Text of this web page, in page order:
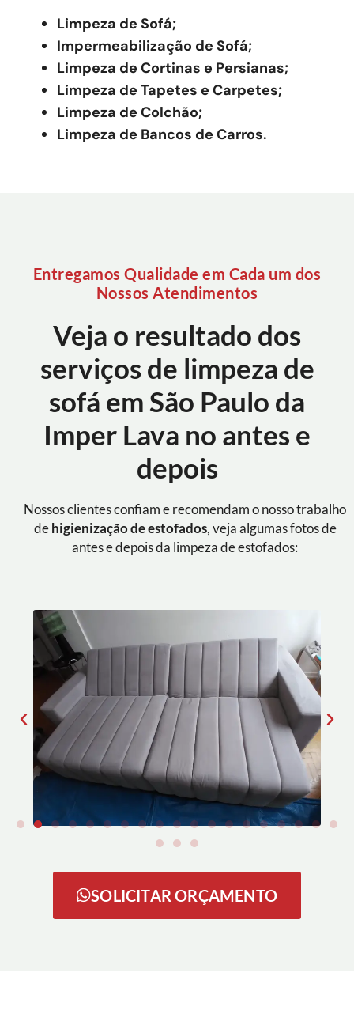
Limpeza de Sofá;
Impermeabilização de Sofá;
Limpeza de Cortinas e Persianas;
Limpeza de Tapetes e Carpetes;
Limpeza de Colchão;
Limpeza de Bancos de Carros.
Entregamos Qualidade em Cada um dos
Nossos Atendimentos
Veja o resultado dos
serviços de limpeza de
sofá em São Paulo da
Imper Lava no antes e
depois
Nossos clientes confiam e recomendam o nosso trabalho
de higienização de estofados, veja algumas fotos de
antes e depois da limpeza de estofados:
SOLICITAR ORÇAMENTO